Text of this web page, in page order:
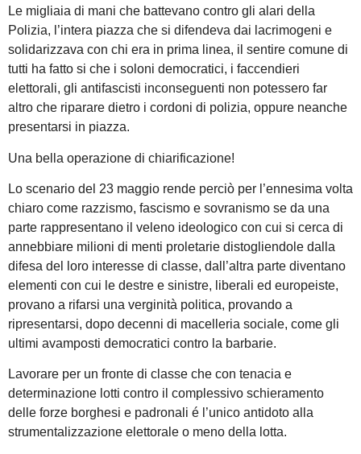
Le migliaia di mani che battevano contro gli alari della
Polizia, l’intera piazza che si difendeva dai lacrimogeni e
solidarizzava con chi era in prima linea, il sentire comune di
tutti ha fatto si che i soloni democratici, i faccendieri
elettorali, gli antifascisti inconseguenti non potessero far
altro che riparare dietro i cordoni di polizia, oppure neanche
presentarsi in piazza.
Una bella operazione di chiarificazione!
Lo scenario del 23 maggio rende perciò per l’ennesima volta
chiaro come razzismo, fascismo e sovranismo se da una
parte rappresentano il veleno ideologico con cui si cerca di
annebbiare milioni di menti proletarie distogliendole dalla
difesa del loro interesse di classe, dall’altra parte diventano
elementi con cui le destre e sinistre, liberali ed europeiste,
provano a rifarsi una verginità politica, provando a
ripresentarsi, dopo decenni di macelleria sociale, come gli
ultimi avamposti democratici contro la barbarie.
Lavorare per un fronte di classe che con tenacia e
determinazione lotti contro il complessivo schieramento
delle forze borghesi e padronali é l’unico antidoto alla
strumentalizzazione elettorale o meno della lotta.